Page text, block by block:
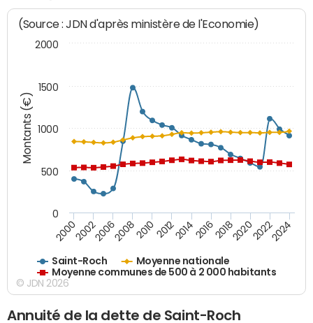
Montants (€)
(Source : JDN d'après ministère de l'Economie)
Saint-Roch
Moyenne nationale
Moyenne communes de 500 à 2 000 habitants
200020022006200820102012201420162018202020222024
0
500
1000
1500
2000
© JDN 2026
Annuité de la dette de Saint-Roch